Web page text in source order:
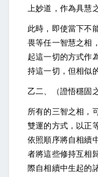
上妙道，作為具慧
此時，即使當下不
畏等任一智慧之相
起這一切的方式作
持這一切，但相似
乙二、（證悟穩固
所有的三智之相，
雙運的方式，以正
依照順序將自相續
者將這些修持互相
際自相續中生起的